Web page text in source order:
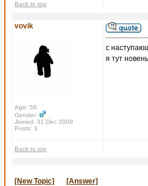
Back to top
vovik
Age: 58
Gender:
Joined: 31 Dec 2009
Posts: 3
с
я тут
Back to top
[New Topic] [Answer]